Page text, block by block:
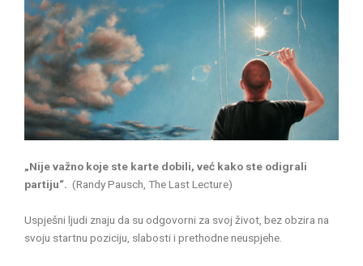
„Nije važno koje ste karte dobili, već kako ste odigrali
partiju“. (Randy Pausch, The Last Lecture)
Uspješni ljudi znaju da su odgovorni za svoj život, bez obzira na
svoju startnu poziciju, slabosti i prethodne neuspjehe.